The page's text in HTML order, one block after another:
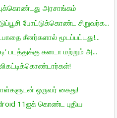
அரசாங்கம்
போட்டுக்கொண்ட சிறுவர்க...
சீனர்களால் மூடப்பட்டது!...
படத்துக்கு கனடா மற்றும் அ...
ஒருவர் கைது!
11ஐக் கொண்ட புதிய